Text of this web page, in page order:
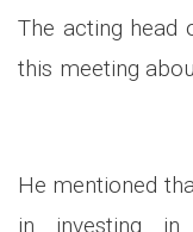
The acting head
this meeting
He mentioned
in investing in